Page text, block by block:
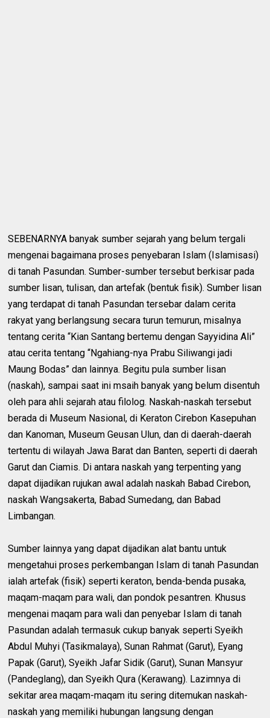
SEBENARNYA banyak sumber sejarah yang belum tergali
mengenai bagaimana proses penyebaran Islam (Islamisasi)
di tanah Pasundan. Sumber-sumber tersebut berkisar pada
sumber lisan, tulisan, dan artefak (bentuk fisik). Sumber lisan
yang terdapat di tanah Pasundan tersebar dalam cerita
rakyat yang berlangsung secara turun temurun, misalnya
tentang cerita “Kian Santang bertemu dengan Sayyidina Ali”
atau cerita tentang “Ngahiang-nya Prabu Siliwangi jadi
Maung Bodas” dan lainnya. Begitu pula sumber lisan
(naskah), sampai saat ini msaih banyak yang belum disentuh
oleh para ahli sejarah atau filolog. Naskah-naskah tersebut
berada di Museum Nasional, di Keraton Cirebon Kasepuhan
dan Kanoman, Museum Geusan Ulun, dan di daerah-daerah
tertentu di wilayah Jawa Barat dan Banten, seperti di daerah
Garut dan Ciamis. Di antara naskah yang terpenting yang
dapat dijadikan rujukan awal adalah naskah Babad Cirebon,
naskah Wangsakerta, Babad Sumedang, dan Babad
Limbangan.
Sumber lainnya yang dapat dijadikan alat bantu untuk
mengetahui proses perkembangan Islam di tanah Pasundan
ialah artefak (fisik) seperti keraton, benda-benda pusaka,
maqam-maqam para wali, dan pondok pesantren. Khusus
mengenai maqam para wali dan penyebar Islam di tanah
Pasundan adalah termasuk cukup banyak seperti Syeikh
Abdul Muhyi (Tasikmalaya), Sunan Rahmat (Garut), Eyang
Papak (Garut), Syeikh Jafar Sidik (Garut), Sunan Mansyur
(Pandeglang), dan Syeikh Qura (Kerawang). Lazimnya di
sekitar area maqam-maqam itu sering ditemukan naskah-
naskah yang memiliki hubungan langsung dengan